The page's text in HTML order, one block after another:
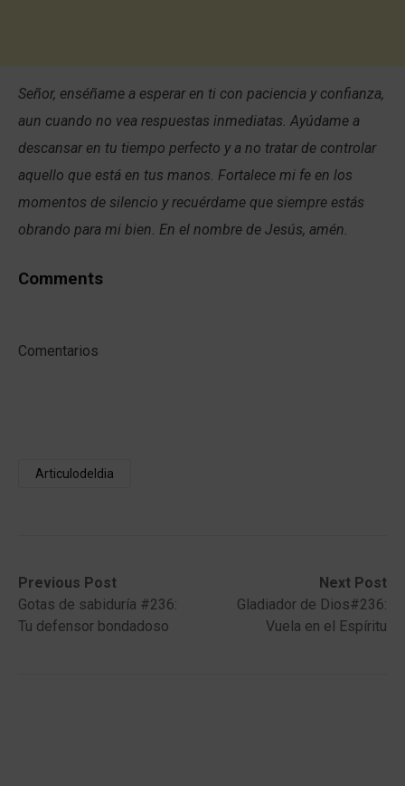
Señor, enséñame a esperar en ti con paciencia y confianza,
aun cuando no vea respuestas inmediatas. Ayúdame a
descansar en tu tiempo perfecto y a no tratar de controlar
aquello que está en tus manos. Fortalece mi fe en los
momentos de silencio y recuérdame que siempre estás
obrando para mi bien. En el nombre de Jesús, amén.
Comments
Comentarios
Articulodeldia
Post
navigation
Previous Post
Previous
post:Gotas de sabiduría #236:
Tu defensor bondadoso
Next Post
Next
post:
Gladiador de Dios#236:
Vuela en el Espíritu